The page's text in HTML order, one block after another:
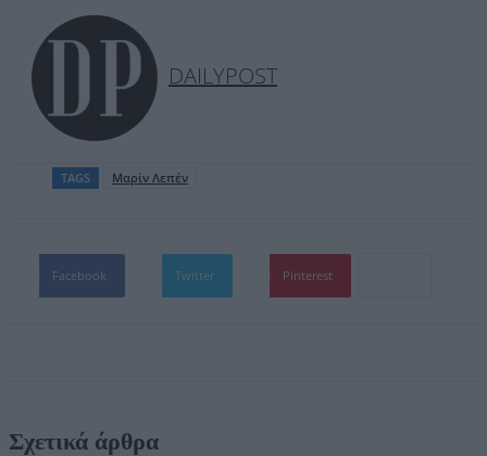
DAILYPOST
TAGS Μαρίν Λεπέν
Facebook Twitter Pinterest
Σχετικά άρθρα